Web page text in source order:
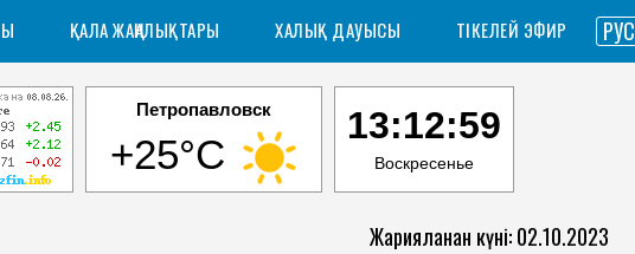
ҚАЛА ЖАҢАЛЫҚТАРЫ ХАЛЫҚ ДАУЫСЫ ТІКЕЛЕЙ ЭФИР РУС
Петропавловск
+25°C
13:13:00
Воскресенье
Жарияланған күні: 02.10.2023